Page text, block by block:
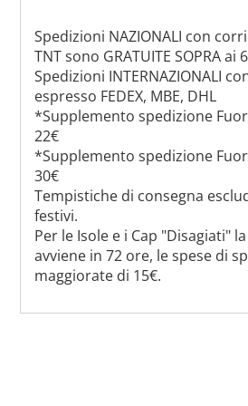
Spedizioni NAZIONALI con
TNT sono GRATUITE SOPRA ai
Spedizioni INTERNAZIONALI
espresso FEDEX, MBE, DHL
*Supplemento spedizione
22€
*Supplemento spedizione
30€
Tempistiche di consegna
festivi.
Per le Isole e i Cap "Disagiati"
avviene in 72 ore, le spese di
maggiorate di 15€.